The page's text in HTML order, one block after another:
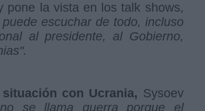
pone la vista en los talk shows,
escuchar de todo, incluso
al presidente, al Gobierno,
situación con Ucrania, Sysoev
no se llama guerra porque el